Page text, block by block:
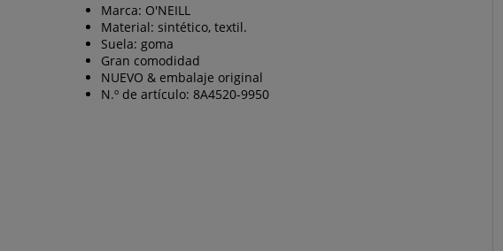
Marca: O'NEILL
Material: sintético, textil.
Suela: goma
Gran comodidad
NUEVO & embalaje original
N.º de artículo: 8A4520-9950